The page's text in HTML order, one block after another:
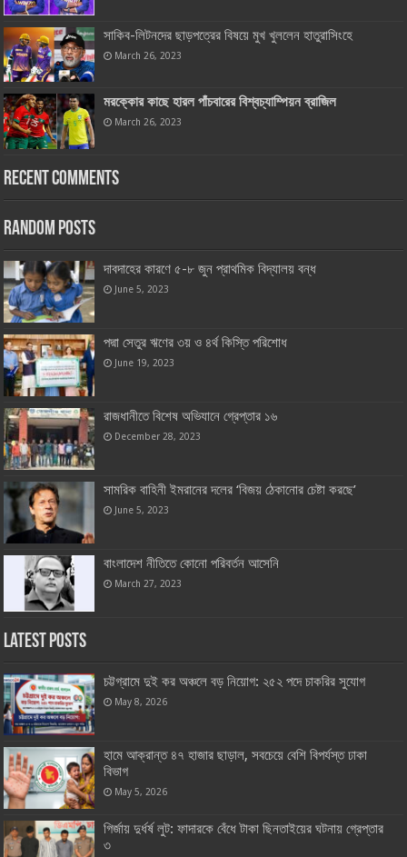
সাকিব-লিটনদের ছাড়পত্রের বিষয়ে মুখ খুললেন হাতুরাসিংহে
March 26, 2023
মরক্কোর কাছে হারল পাঁচবারের বিশ্বচ্যাম্পিয়ন ব্রাজিল
March 26, 2023
Recent Comments
Random Posts
দাবদাহের কারণে ৫-৮ জুন প্রাথমিক বিদ্যালয় বন্ধ
June 5, 2023
পদ্মা সেতুর ঋণের ৩য় ও ৪র্থ কিস্তি পরিশোধ
June 19, 2023
রাজধানীতে বিশেষ অভিযানে গ্রেপ্তার ১৬
December 28, 2023
সামরিক বাহিনী ইমরানের দলের ‘বিজয় ঠেকানোর চেষ্টা করছে’
June 5, 2023
বাংলাদেশ নীতিতে কোনো পরিবর্তন আসেনি
March 27, 2023
Latest Posts
চট্টগ্রামে দুই কর অঞ্চলে বড় নিয়োগ: ২৫২ পদে চাকরির সুযোগ
May 8, 2026
হামে আক্রান্ত ৪৭ হাজার ছাড়াল, সবচেয়ে বেশি বিপর্যস্ত ঢাকা
বিভাগ
May 5, 2026
গির্জায় দুর্ধর্ষ লুট: ফাদারকে বেঁধে টাকা ছিনতাইয়ের ঘটনায় গ্রেপ্তার
৩